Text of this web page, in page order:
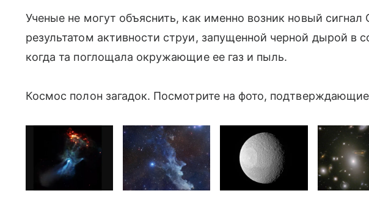
Ученые не могут объяснить, как именно возник новый сигнал
результатом активности струи, запущенной черной дырой в
когда та поглощала окружающие ее газ и пыль.
Космос полон загадок. Посмотрите на фото, подтверждающие